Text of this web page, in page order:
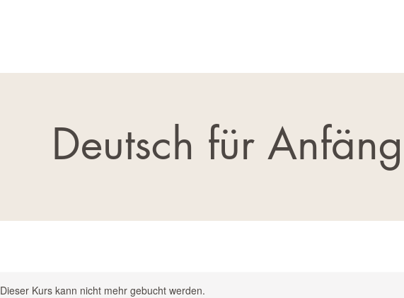
Deutsch für
Dieser Kurs kann nicht mehr gebucht werden.